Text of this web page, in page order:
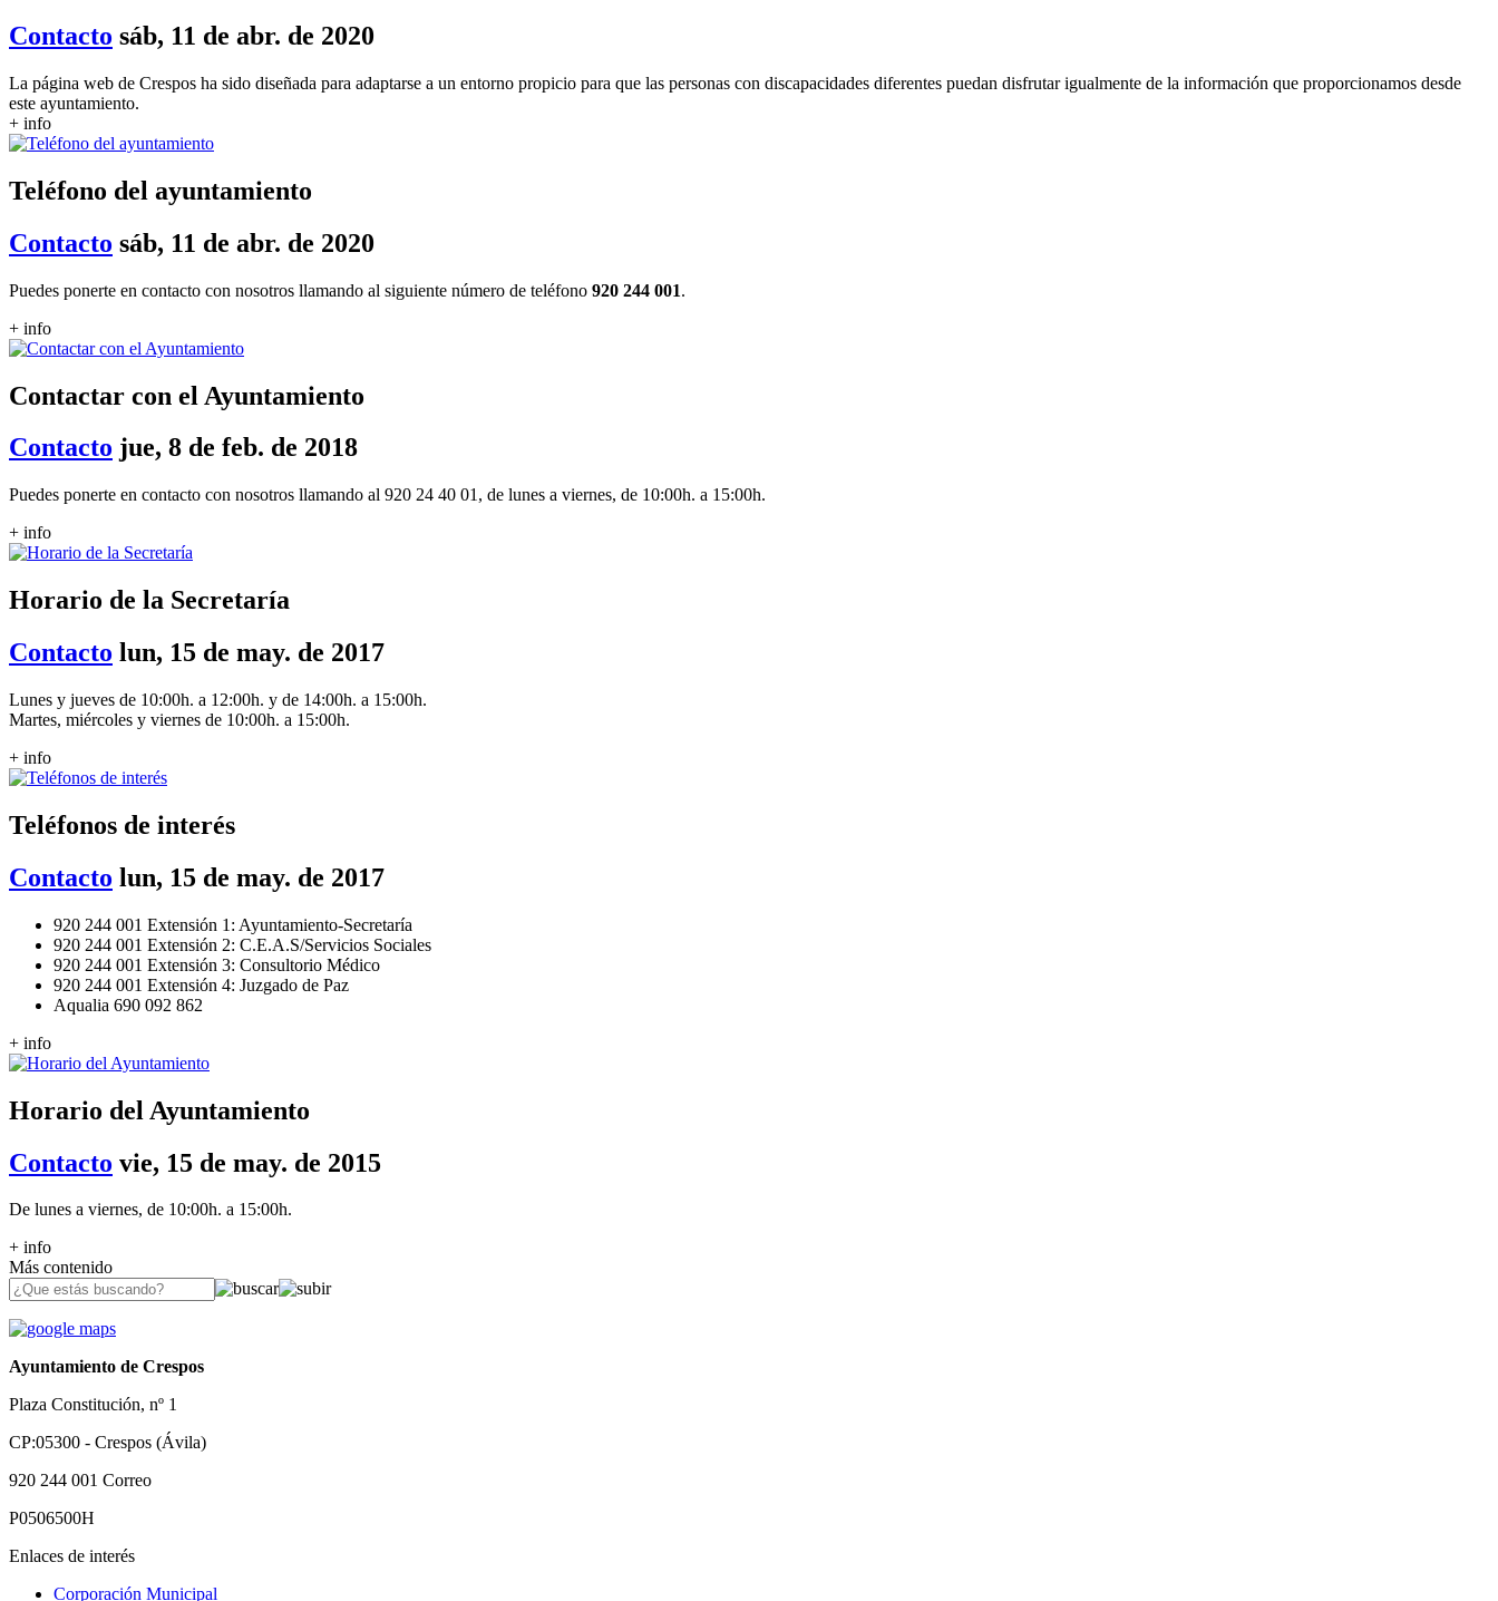
Contacto sáb, 11 de abr. de 2020
La página web de Crespos ha sido diseñada para adaptarse a un entorno propicio para que las personas con discapacidades diferentes puedan disfrutar igualmente de la información que proporcionamos desde
este ayuntamiento.
+ info
Teléfono del ayuntamiento
Contacto sáb, 11 de abr. de 2020
Puedes ponerte en contacto con nosotros llamando al siguiente número de teléfono 920 244 001.
+ info
Contactar con el Ayuntamiento
Contacto jue, 8 de feb. de 2018
Puedes ponerte en contacto con nosotros llamando al 920 24 40 01, de lunes a viernes, de 10:00h. a 15:00h.
+ info
Horario de la Secretaría
Contacto lun, 15 de may. de 2017
Lunes y jueves de 10:00h. a 12:00h. y de 14:00h. a 15:00h.
Martes, miércoles y viernes de 10:00h. a 15:00h.
+ info
Teléfonos de interés
Contacto lun, 15 de may. de 2017
920 244 001 Extensión 1: Ayuntamiento-Secretaría
920 244 001 Extensión 2: C.E.A.S/Servicios Sociales
920 244 001 Extensión 3: Consultorio Médico
920 244 001 Extensión 4: Juzgado de Paz
Aqualia 690 092 862
+ info
Horario del Ayuntamiento
Contacto vie, 15 de may. de 2015
De lunes a viernes, de 10:00h. a 15:00h.
+ info
Más contenido
Ayuntamiento de Crespos
Plaza Constitución, nº 1
CP:05300 - Crespos (Ávila)
920 244 001 Correo
P0506500H
Enlaces de interés
Corporación Municipal